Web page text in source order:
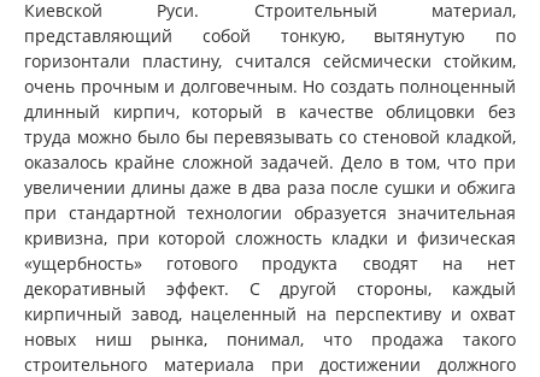
Киевской Руси. Строительный материал,
представляющий собой тонкую, вытянутую по
горизонтали пластину, считался сейсмически стойким,
очень прочным и долговечным. Но создать полноценный
длинный кирпич, который в качестве облицовки без
труда можно было бы перевязывать со стеновой кладкой,
оказалось крайне сложной задачей. Дело в том, что при
увеличении длины даже в два раза после сушки и обжига
при стандартной технологии образуется значительная
кривизна, при которой сложность кладки и физическая
«ущербность» готового продукта сводят на нет
декоративный эффект. С другой стороны, каждый
кирпичный завод, нацеленный на перспективу и охват
новых ниш рынка, понимал, что продажа такого
строительного материала при достижении должного